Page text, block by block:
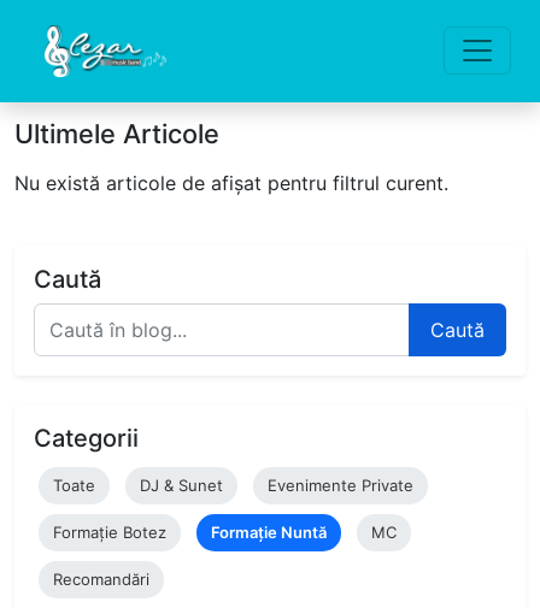
Ultimele Articole
Nu există articole de afișat pentru filtrul curent.
Caută
Caută
Categorii
Toate DJ & Sunet Evenimente Private
Formație Botez Formație Nuntă MC
Recomandări